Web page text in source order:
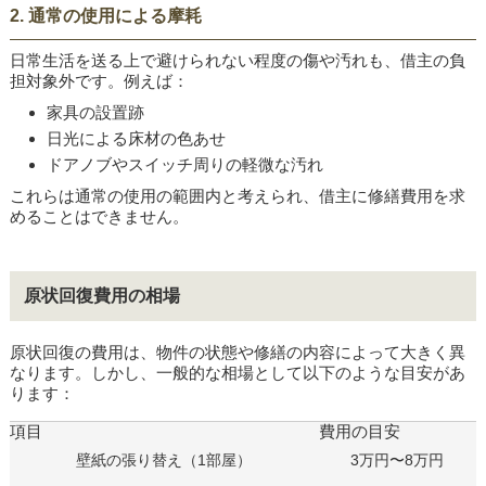
2. 通常の使用による摩耗
日常生活を送る上で避けられない程度の傷や汚れも、借主の負
担対象外です。例えば：
家具の設置跡
日光による床材の色あせ
ドアノブやスイッチ周りの軽微な汚れ
これらは通常の使用の範囲内と考えられ、借主に修繕費用を求
めることはできません。
原状回復費用の相場
原状回復の費用は、物件の状態や修繕の内容によって大きく異
なります。しかし、一般的な相場として以下のような目安があ
ります：
項目 費用の目安
壁紙の張り替え（1部屋） 3万円〜8万円